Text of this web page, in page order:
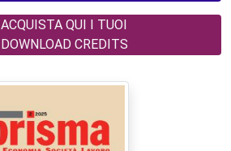
ACQUISTA QUI I TUOI
DOWNLOAD CREDITS